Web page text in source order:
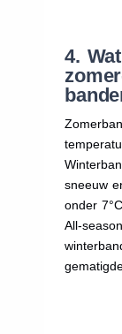
4.
sneeuw
onder 7°C.
All-